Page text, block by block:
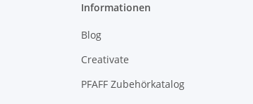
Informationen
Blog
Creativate
PFAFF Zubehörkatalog